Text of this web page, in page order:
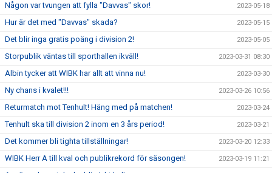
Någon var tvungen att fylla "Davvas" skor! 2023-05-18
Hur är det med "Davvas" skada? 2023-05-15
Det blir inga gratis poäng i division 2! 2023-05-05
Storpublik väntas till sporthallen ikväll! 2023-03-31 08:30
Albin tycker att WIBK har allt att vinna nu! 2023-03-30
Ny chans i kvalet!!! 2023-03-26 10:56
Returmatch mot Tenhult! Häng med på matchen! 2023-03-24
Tenhult ska till division 2 inom en 3 års period! 2023-03-21
Det kommer bli tighta tillställningar! 2023-03-20 12:33
WIBK Herr A till kval och publikrekord för säsongen! 2023-03-19 11:21